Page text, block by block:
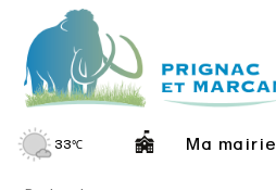
33℃ Ma mairie